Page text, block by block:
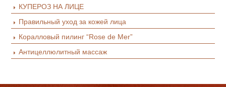
КУПЕРОЗ НА ЛИЦЕ
Правильный уход за кожей лица
Коралловый пилинг “Rose de Mer”
Антицеллюлитный массаж